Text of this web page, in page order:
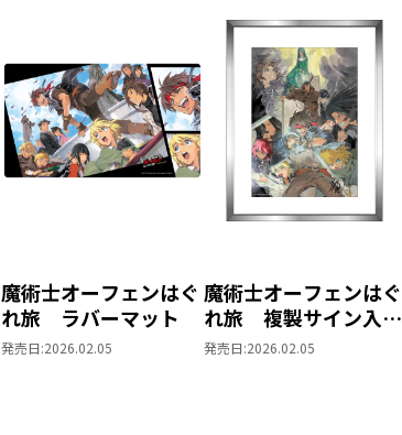
魔術士オーフェンはぐ
れ旅 ラバーマット
発売日:2026.02.05
魔術士オーフェンはぐ
れ旅 複製サイン入り
複製原画
発売日:2026.02.05